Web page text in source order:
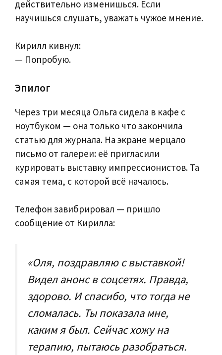
действительно изменишься. Если
научишься слушать, уважать чужое мнение.
Кирилл кивнул:
— Попробую.
Эпилог
Через три месяца Ольга сидела в кафе с
ноутбуком — она только что закончила
статью для журнала. На экране мерцало
письмо от галереи: её пригласили
курировать выставку импрессионистов. Та
самая тема, с которой всё началось.
Телефон завибрировал — пришло
сообщение от Кирилла:
«Оля, поздравляю с выставкой!
Видел анонс в соцсетях. Правда,
здорово. И спасибо, что тогда не
сломалась. Ты показала мне,
каким я был. Сейчас хожу на
терапию, пытаюсь разобраться.